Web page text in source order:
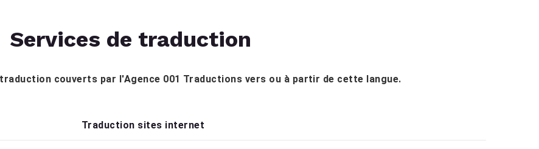
Services de traduction
couverts par l'Agence 001 Traductions vers ou à partir de cette langue.
Traduction sites internet